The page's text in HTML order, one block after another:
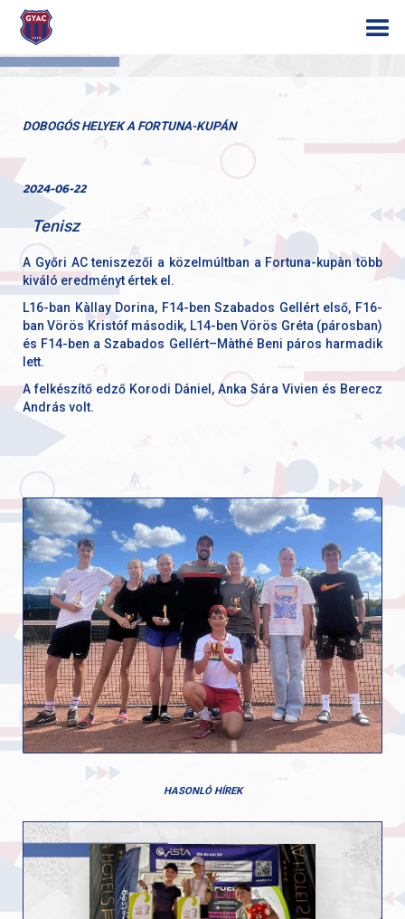
DOBOGÓS HELYEK A FORTUNA-KUPÁN
2024-06-22
Tenisz
A Győri AC teniszezői a közelmúltban a Fortuna-kupàn több
kiváló eredményt értek el.
L16-ban Kàllay Dorina, F14-ben Szabados Gellért első, F16-
ban Vörös Kristóf második, L14-ben Vörös Gréta (párosban)
és F14-ben a Szabados Gellért–Màthé Beni páros harmadik
lett.
A felkészítő edző Korodi Dániel, Anka Sára Vivien és Berecz
András volt.
HASONLÓ HÍREK